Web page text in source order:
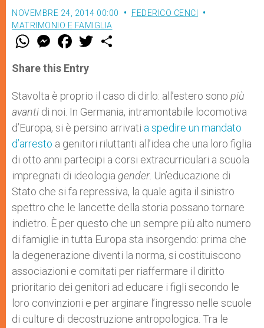
NOVEMBRE 24, 2014 00:00
FEDERICO CENCI
MATRIMONIO E FAMIGLIA
W
t
s
p
p
M
e
s
e
g
e
r
F
a
e
b
o
k
w
r
Share this Entry
Stavolta è proprio il caso di dirlo: all’estero sono più
avanti di noi. In Germania, intramontabile locomotiva
d’Europa, si è persino arrivati a spedire un mandato
d’arresto a genitori riluttanti all’idea che una loro figlia
di otto anni partecipi a corsi extracurriculari a scuola
impregnati di ideologia gender. Un’educazione di
Stato che si fa repressiva, la quale agita il sinistro
spettro che le lancette della storia possano tornare
indietro. È per questo che un sempre più alto numero
di famiglie in tutta Europa sta insorgendo: prima che
la degenerazione diventi la norma, si costituiscono
associazioni e comitati per riaffermare il diritto
prioritario dei genitori ad educare i figli secondo le
loro convinzioni e per arginare l’ingresso nelle scuole
di culture di decostruzione antropologica. Tra le